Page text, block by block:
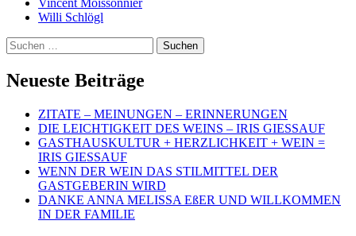
Vincent Moissonnier
Willi Schlögl
Suchen
nach:
Neueste Beiträge
ZITATE – MEINUNGEN – ERINNERUNGEN
DIE LEICHTIGKEIT DES WEINS – IRIS GIESSAUF
GASTHAUSKULTUR + HERZLICHKEIT + WEIN =
IRIS GIESSAUF
WENN DER WEIN DAS STILMITTEL DER
GASTGEBERIN WIRD
DANKE ANNA MELISSA EßER UND WILLKOMMEN
IN DER FAMILIE